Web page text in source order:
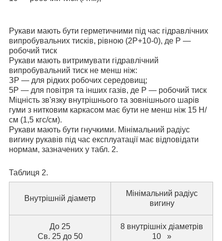
Рукави мають бути герметичними під час гідравлічних
випробувальних тисків, рівною (2Р+10-0), де Р —
робочий тиск
Рукави мають витримувати гідравлічний
випробувальний тиск не менш ніж:
ЗР — для рідких робочих середовищ;
5Р — для повітря та інших газів, де Р — робочий тиск
Міцність зв'язку внутрішнього та зовнішнього шарів
гуми з нитковим каркасом має бути не менш ніж 15 Н/
см (1,5 кгс/см).
Рукави мають бути гнучкими. Мінімальний радіус
вигину рукавів під час експлуатації має відповідати
нормам, зазначених у табл. 2.
Таблиця 2.
Внутрішній діаметр
Мінімальний радіус
вигину
До 25
Св. 25 до 50
8 внутрішніх діаметрів
10 »